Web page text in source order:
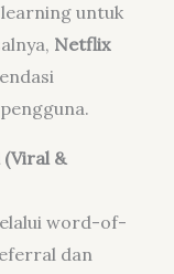
untuk
Netflix
(Viral &
word-of-
dan